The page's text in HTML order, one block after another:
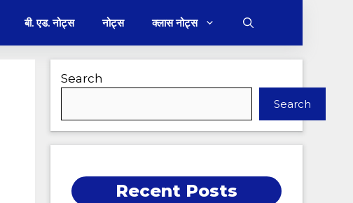
बी. एड. नोट्स नोट्स क्लास नोट्स
Search
Search
Recent Posts